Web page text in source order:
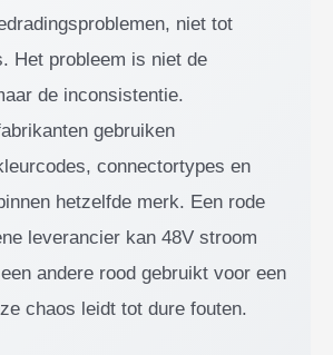
niet tot
Het probleem is niet de
de inconsistentie.
gebruiken
connectortypes en
hetzelfde merk. Een rode
leverancier kan 48V stroom
andere rood gebruikt voor een
chaos leidt tot dure fouten.